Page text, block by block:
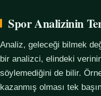
Spor Analizinin
Analiz, geleceği bilmek
bir analizci, elindeki
söylemediğini de bilir.
kazanmış olması tek